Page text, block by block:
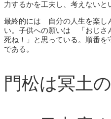
力するかを工夫し、考えないと
最終的には 自分の人生を楽し
い。子供への願いは 「おじさ
死ね！」と思っている。順番を
である。
門松は冥土